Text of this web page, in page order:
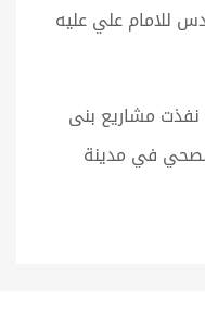
للامام علي عليه
مشاريع بنى
في مدينة